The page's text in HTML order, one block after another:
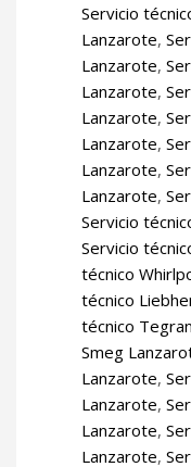
Servicio
Lanzarote,
Lanzarote,
Lanzarote,
Lanzarote,
Lanzarote,
Lanzarote,
Lanzarote,
Servicio
Servicio
técnico
técnico
técnico
Smeg
Lanzarote,
Lanzarote,
Lanzarote,
Lanzarote,